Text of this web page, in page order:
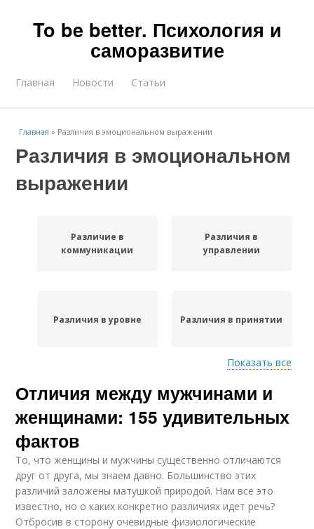
To be better. Психология и
саморазвитие
Главная Новости Статьи
Главная » Различия в эмоциональном выражении
Различия в эмоциональном
выражении
Различие в
коммуникации
Различия в
управлении
Различия в уровне Различия в принятии
Поведенческие
различия
Различия между
полами
Различия в общении
Показать все
Отличия между мужчинами и
женщинами: 155 удивительных
фактов
То, что женщины и мужчины существенно отличаются
друг от друга, мы знаем давно. Большинство этих
различий заложены матушкой природой. Нам все это
известно, но о каких конкретно различиях идет речь?
Отбросив в сторону очевидные физиологические